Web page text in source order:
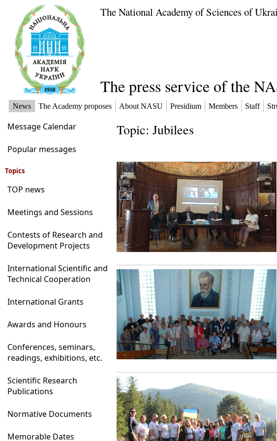
The National Academy of Sciences of
The press service of the
News The Academy proposes About NASU Presidium Members Staff
Message Calendar
Popular messages
Topics
TOP news
Meetings and Sessions
Contests of Research and
Development Projects
International Scientific and
Technical Cooperation
International Grants
Awards and Honours
Conferences, seminars,
readings, exhibitions, etc.
Scientific Research
Publications
Normative Documents
Memorable Dates
Topic: Jubilees